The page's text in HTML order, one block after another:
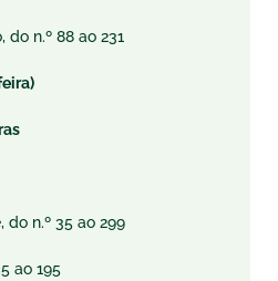
do n.º 88 ao 231
do n.º 35 ao 299
ao 195